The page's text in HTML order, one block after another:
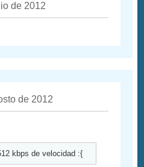
de 2012
de 2012
kbps de velocidad :{